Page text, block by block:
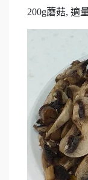
200g蘑菇, 適